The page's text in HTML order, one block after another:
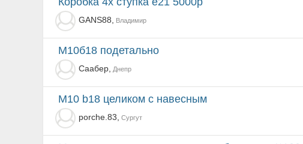
GANS88, Владимир
м10б18 подетально
Саабер, Днепр
m10 b18 целиком с навесным
porche.83, Сургут